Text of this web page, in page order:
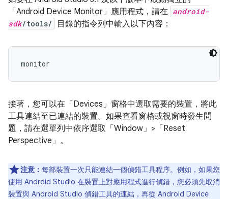
「Android Device Monitor」應用程式，請在 android-
sdk/tools/ 目錄的指令列中輸入以下內容：
monitor
接著，您可以在「Devices」 窗格中選取需要的裝置，將此
工具連結至已連結的裝置。如果查看窗格或視窗時發生問
題，請在選單列中依序選取「Window」>「Reset
Perspective」 。
注意： 每部裝置一次只能連結一個偵錯工具程序。例如，如果您
使用 Android Studio 在裝置上對應用程式進行偵錯，您必須先取消
裝置與 Android Studio 偵錯工具的連結，再從 Android Device